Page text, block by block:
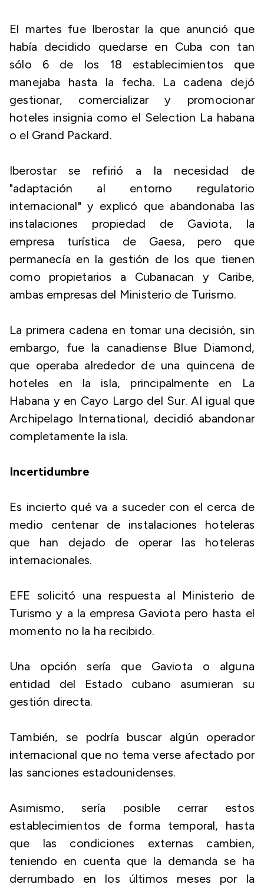
El martes fue Iberostar la que anunció que
había decidido quedarse en Cuba con tan
sólo 6 de los 18 establecimientos que
manejaba hasta la fecha. La cadena dejó
gestionar, comercializar y promocionar
hoteles insignia como el Selection La habana
o el Grand Packard.
Iberostar se refirió a la necesidad de
"adaptación al entorno regulatorio
internacional" y explicó que abandonaba las
instalaciones propiedad de Gaviota, la
empresa turística de Gaesa, pero que
permanecía en la gestión de los que tienen
como propietarios a Cubanacan y Caribe,
ambas empresas del Ministerio de Turismo.
La primera cadena en tomar una decisión, sin
embargo, fue la canadiense Blue Diamond,
que operaba alrededor de una quincena de
hoteles en la isla, principalmente en La
Habana y en Cayo Largo del Sur. Al igual que
Archipelago International, decidió abandonar
completamente la isla.
Incertidumbre
Es incierto qué va a suceder con el cerca de
medio centenar de instalaciones hoteleras
que han dejado de operar las hoteleras
internacionales.
EFE solicitó una respuesta al Ministerio de
Turismo y a la empresa Gaviota pero hasta el
momento no la ha recibido.
Una opción sería que Gaviota o alguna
entidad del Estado cubano asumieran su
gestión directa.
También, se podría buscar algún operador
internacional que no tema verse afectado por
las sanciones estadounidenses.
Asimismo, sería posible cerrar estos
establecimientos de forma temporal, hasta
que las condiciones externas cambien,
teniendo en cuenta que la demanda se ha
derrumbado en los últimos meses por la